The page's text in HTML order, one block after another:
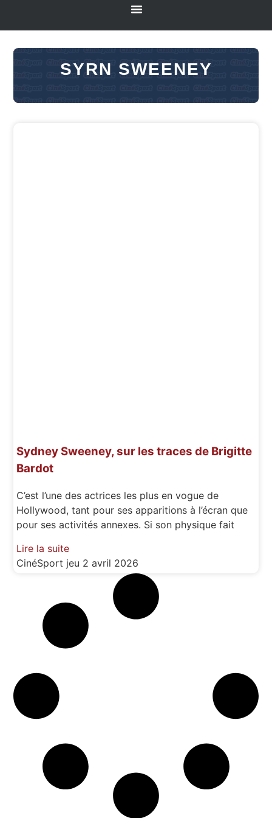
SYRN SWEENEY
Sydney Sweeney, sur les traces de Brigitte
Bardot
C’est l’une des actrices les plus en vogue de
Hollywood, tant pour ses apparitions à l’écran que
pour ses activités annexes. Si son physique fait
Lire la suite
CinéSport jeu 2 avril 2026